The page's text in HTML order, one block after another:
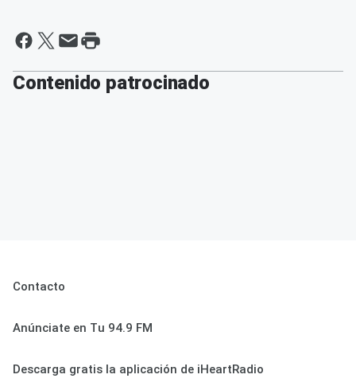
Contenido patrocinado
Contacto
Anúnciate en Tu 94.9 FM
Descarga gratis la aplicación de iHeartRadio